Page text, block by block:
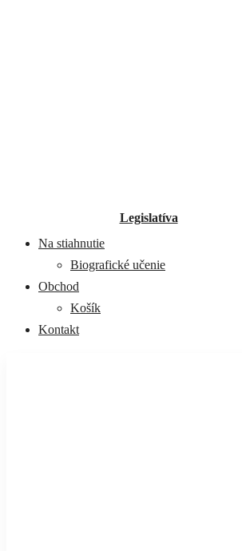
Legislatíva
Na stiahnutie
Biografické učenie
Obchod
Košík
Kontakt